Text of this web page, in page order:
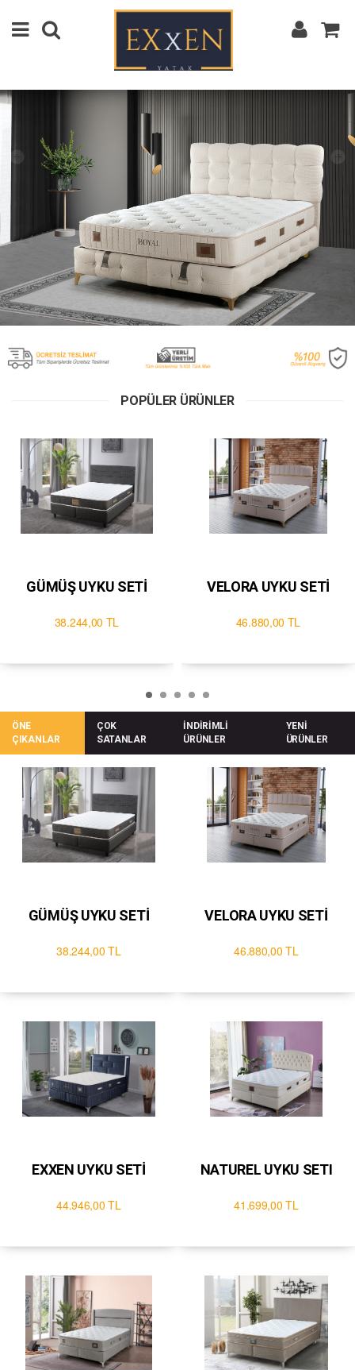
POPÜLER ÜRÜNLER
GÜMÜŞ UYKU SETİ
38.244,00 TL
VELORA UYKU SETİ
46.880,00 TL
ÖNE
ÇIKANLAR
ÇOK
SATANLAR
İNDİRİMLİ
ÜRÜNLER
YENİ
ÜRÜNLER
GÜMÜŞ UYKU SETİ
38.244,00 TL
VELORA UYKU SETİ
46.880,00 TL
EXXEN UYKU SETİ
44.946,00 TL
NATUREL UYKU SETI
41.699,00 TL